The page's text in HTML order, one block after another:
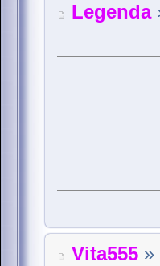
Legenda
Vita555 »